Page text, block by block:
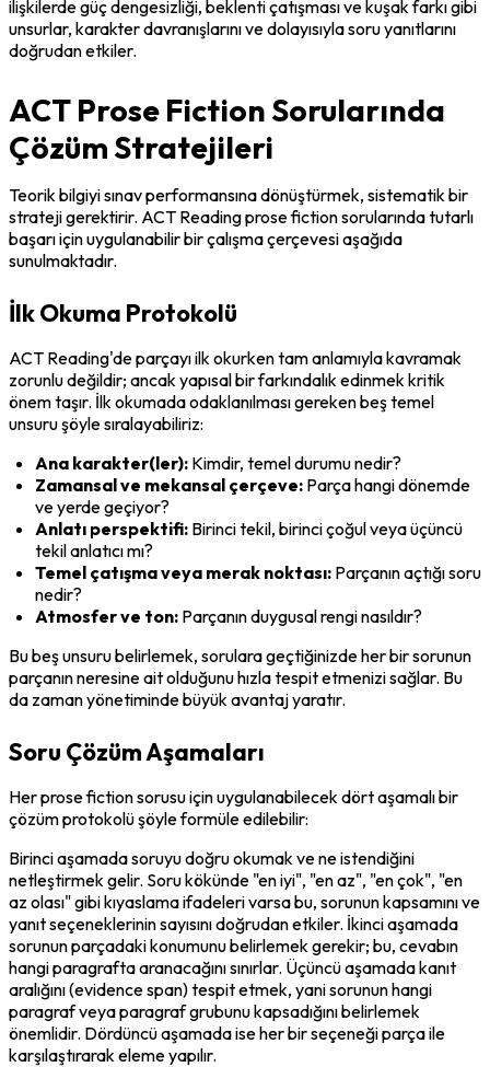
ilişkilerde güç dengesizliği, beklenti çatışması ve kuşak farkı gibi
unsurlar, karakter davranışlarını ve dolayısıyla soru yanıtlarını
doğrudan etkiler.
ACT Prose Fiction Sorularında
Çözüm Stratejileri
Teorik bilgiyi sınav performansına dönüştürmek, sistematik bir
strateji gerektirir. ACT Reading prose fiction sorularında tutarlı
başarı için uygulanabilir bir çalışma çerçevesi aşağıda
sunulmaktadır.
İlk Okuma Protokolü
ACT Reading'de parçayı ilk okurken tam anlamıyla kavramak
zorunlu değildir; ancak yapısal bir farkındalık edinmek kritik
önem taşır. İlk okumada odaklanılması gereken beş temel
unsuru şöyle sıralayabiliriz:
Ana karakter(ler): Kimdir, temel durumu nedir?
Zamansal ve mekansal çerçeve: Parça hangi dönemde
ve yerde geçiyor?
Anlatı perspektifi: Birinci tekil, birinci çoğul veya üçüncü
tekil anlatıcı mı?
Temel çatışma veya merak noktası: Parçanın açtığı soru
nedir?
Atmosfer ve ton: Parçanın duygusal rengi nasıldır?
Bu beş unsuru belirlemek, sorulara geçtiğinizde her bir sorunun
parçanın neresine ait olduğunu hızla tespit etmenizi sağlar. Bu
da zaman yönetiminde büyük avantaj yaratır.
Soru Çözüm Aşamaları
Her prose fiction sorusu için uygulanabilecek dört aşamalı bir
çözüm protokolü şöyle formüle edilebilir:
Birinci aşamada soruyu doğru okumak ve ne istendiğini
netleştirmek gelir. Soru kökünde "en iyi", "en az", "en çok", "en
az olası" gibi kıyaslama ifadeleri varsa bu, sorunun kapsamını ve
yanıt seçeneklerinin sayısını doğrudan etkiler. İkinci aşamada
sorunun parçadaki konumunu belirlemek gerekir; bu, cevabın
hangi paragrafta aranacağını sınırlar. Üçüncü aşamada kanıt
aralığını (evidence span) tespit etmek, yani sorunun hangi
paragraf veya paragraf grubunu kapsadığını belirlemek
önemlidir. Dördüncü aşamada ise her bir seçeneği parça ile
karşılaştırarak eleme yapılır.